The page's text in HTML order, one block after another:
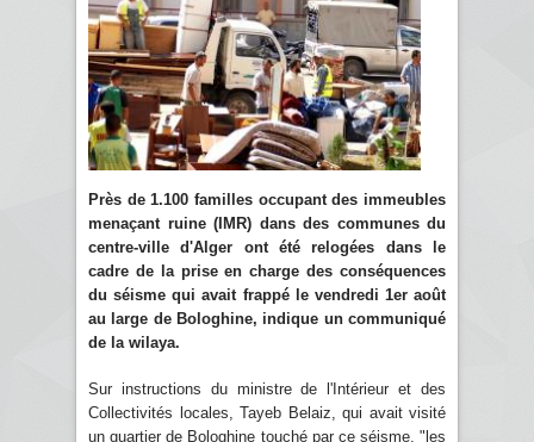
Près de 1.100 familles occupant des immeubles
menaçant ruine (IMR) dans des communes du
centre-ville d'Alger ont été relogées dans le
cadre de la prise en charge des conséquences
du séisme qui avait frappé le vendredi 1er août
au large de Bologhine, indique un communiqué
de la wilaya.
Sur instructions du ministre de l'Intérieur et des
Collectivités locales, Tayeb Belaiz, qui avait visité
un quartier de Bologhine touché par ce séisme, "les